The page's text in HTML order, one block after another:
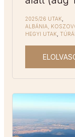
2025/26 UTAK
ALBÁNIA,
HEGYI UTAK